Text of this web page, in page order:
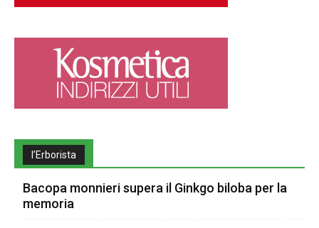
l’Erborista
Bacopa monnieri supera il Ginkgo biloba per la
memoria